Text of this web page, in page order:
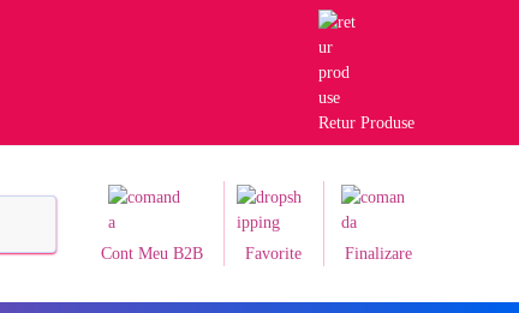
Retur Produse
Cont Meu B2B Favorite Finalizare